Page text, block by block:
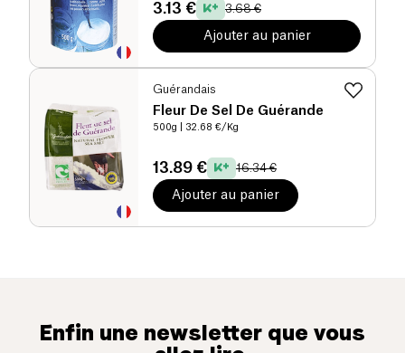
3.13 € 3.68 €
Ajouter au panier
Guérandais
Fleur De Sel De Guérande
500g | 32.68 €/Kg
13.89 € 16.34 €
Ajouter au panier
Enfin une newsletter que vous